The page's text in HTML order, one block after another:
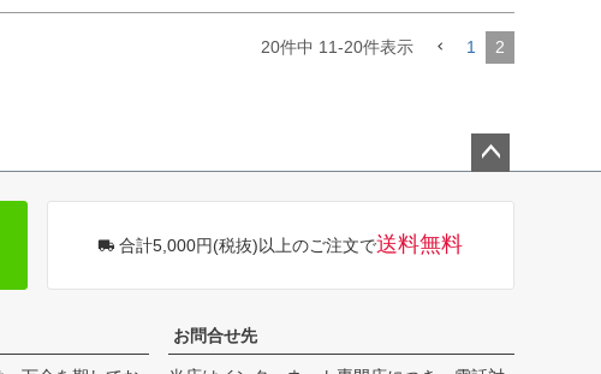
20件中 11-20件表示 1 2
合計5,000円(税抜)以上のご注文で送料無料
お問合せ先